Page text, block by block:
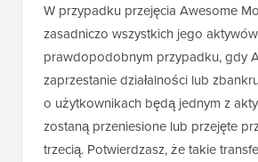
W przypadku przejęcia Awesome
zasadniczo wszystkich jego
prawdopodobnym przypadku, gdy
zaprzestanie działalności lub
o użytkownikach będą jednym z
zostaną przeniesione lub przejęte
trzecią. Potwierdzasz, że takie